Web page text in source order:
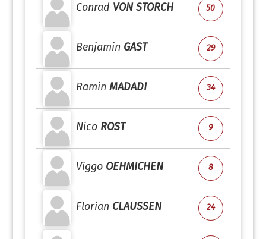
Conrad VON STORCH 50
Benjamin GAST 29
Ramin MADADI 34
Nico ROST 9
Viggo OEHMICHEN 8
Florian CLAUSSEN 24